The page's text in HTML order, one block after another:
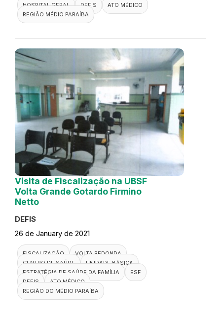
HOSPITAL GERAL
DEFIS
ATO MÉDICO
REGIÃO MÉDIO PARAÍBA
Visita de Fiscalização na UBSF
Volta Grande Gotardo Firmino
Netto
DEFIS
26 de January de 2021
FISCALIZAÇÃO
VOLTA REDONDA
CENTRO DE SAÚDE
UNIDADE BÁSICA
ESTRATÉGIA DE SAÚDE DA FAMÍLIA
ESF
DEFIS
ATO MÉDICO
REGIÃO DO MÉDIO PARAÍBA